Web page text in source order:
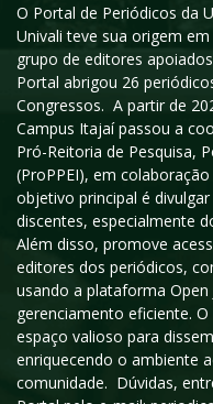
O Portal de Periódicos da
Univali teve sua origem
grupo de editores
Portal abrigou 26
Congressos. A partir de
Campus Itajaí passou a
Pró-Reitoria de Pesquisa,
(ProPPEI), em
objetivo principal é
discentes, especialmente
Além disso, promove
editores dos periódicos,
usando a plataforma Open
gerenciamento eficiente.
espaço valioso para
enriquecendo o ambiente
comunidade. Dúvidas,